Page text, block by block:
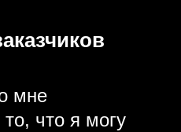
мне
что я могу